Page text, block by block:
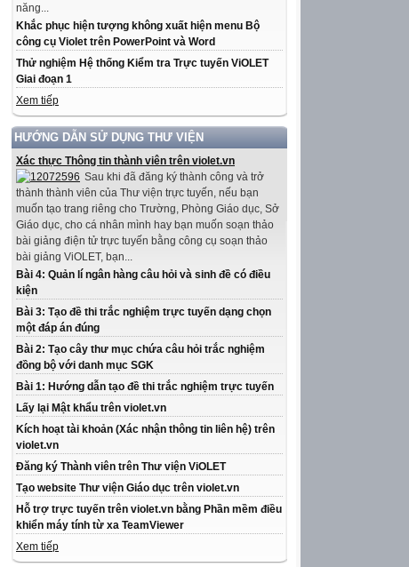
năng...
Khắc phục hiện tượng không xuất hiện menu Bộ
công cụ Violet trên PowerPoint và Word
Thử nghiệm Hệ thống Kiểm tra Trực tuyến ViOLET
Giai đoạn 1
Xem tiếp
HƯỚNG DẪN SỬ DỤNG THƯ VIỆN
Xác thực Thông tin thành viên trên violet.vn
Sau khi đã đăng ký thành công và trở
thành thành viên của Thư viện trực tuyến, nếu bạn
muốn tạo trang riêng cho Trường, Phòng Giáo dục, Sở
Giáo dục, cho cá nhân mình hay bạn muốn soạn thảo
bài giảng điện tử trực tuyến bằng công cụ soạn thảo
bài giảng ViOLET, bạn...
Bài 4: Quản lí ngân hàng câu hỏi và sinh đề có điều
kiện
Bài 3: Tạo đề thi trắc nghiệm trực tuyến dạng chọn
một đáp án đúng
Bài 2: Tạo cây thư mục chứa câu hỏi trắc nghiệm
đồng bộ với danh mục SGK
Bài 1: Hướng dẫn tạo đề thi trắc nghiệm trực tuyến
Lấy lại Mật khẩu trên violet.vn
Kích hoạt tài khoản (Xác nhận thông tin liên hệ) trên
violet.vn
Đăng ký Thành viên trên Thư viện ViOLET
Tạo website Thư viện Giáo dục trên violet.vn
Hỗ trợ trực tuyến trên violet.vn bằng Phần mềm điều
khiển máy tính từ xa TeamViewer
Xem tiếp